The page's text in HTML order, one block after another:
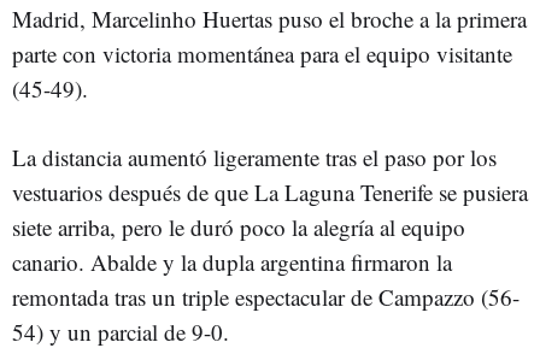
Madrid, Marcelinho Huertas puso el broche a la primera
parte con victoria momentánea para el equipo visitante
(45-49).
La distancia aumentó ligeramente tras el paso por los
vestuarios después de que La Laguna Tenerife se pusiera
siete arriba, pero le duró poco la alegría al equipo
canario. Abalde y la dupla argentina firmaron la
remontada tras un triple espectacular de Campazzo (56-
54) y un parcial de 9-0.